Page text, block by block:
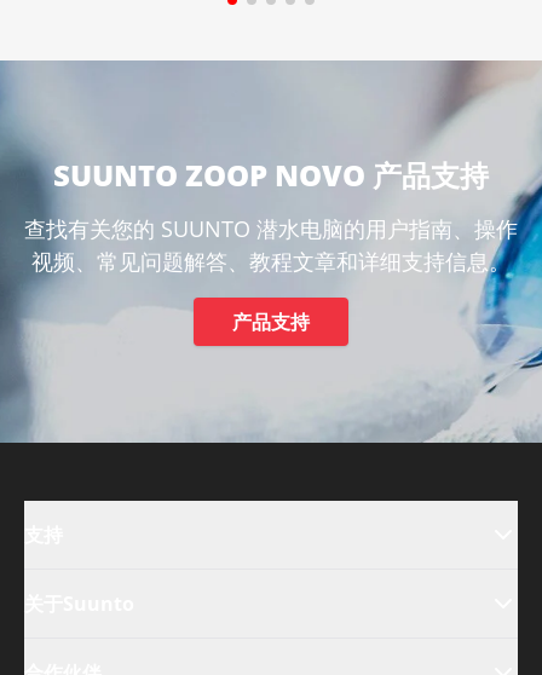
SUUNTO ZOOP NOVO 产品支持
查找有关您的 SUUNTO 潜水电脑的用户指南、操作
视频、常见问题解答、教程文章和详细支持信息。
产品支持